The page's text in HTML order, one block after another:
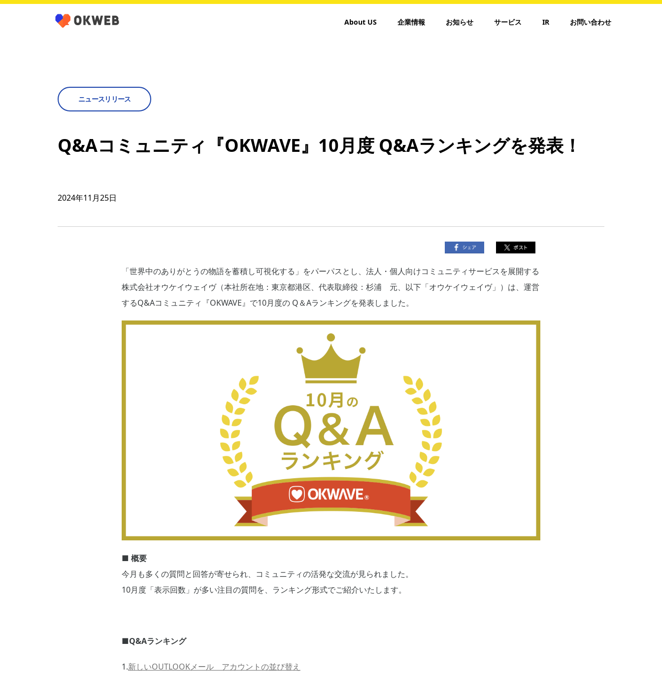
About US 企業情報 お知らせ サービス IR お問い合わせ
ニュースリリース
Q&Aコミュニティ『OKWAVE』10月度 Q&Aランキングを発表！
2024年11月25日
「世界中のありがとうの物語を蓄積し可視化する」をパーパスとし、法人・個人向けコミュニティサービスを展開する
株式会社オウケイウェイヴ（本社所在地：東京都港区、代表取締役：杉浦 元、以下「オウケイウェイヴ」）は、運営
するQ&Aコミュニティ『OKWAVE』で10月度の Q＆Aランキングを発表しました。
■ 概要
今月も多くの質問と回答が寄せられ、コミュニティの活発な交流が見られました。
10月度「表示回数」が多い注目の質問を、ランキング形式でご紹介いたします。
■Q&Aランキング
1.新しいOUTLOOKメール アカウントの並び替え